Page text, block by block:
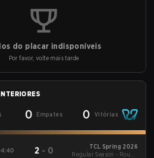
do placar indisponíveis
Por favor, volte mais tarde
0 Empates 0 Vitórias
2 - 0
TCL Spring 2026
Regular Season - Round